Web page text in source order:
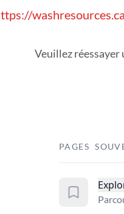
Veuillez réessayer
PAGES